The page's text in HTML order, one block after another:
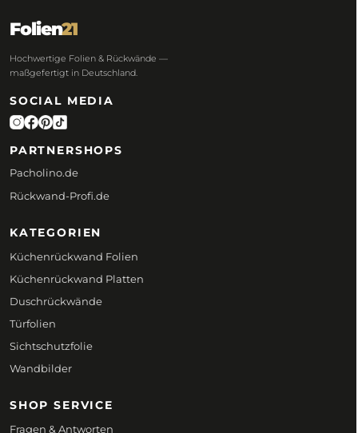
Folien21
Hochwertige Folien & Rückwände —
maßgefertigt in Deutschland.
SOCIAL MEDIA
PARTNERSHOPS
Pacholino.de
Rückwand-Profi.de
KATEGORIEN
Küchenrückwand Folien
Küchenrückwand Platten
Duschrückwände
Türfolien
Sichtschutzfolie
Wandbilder
SHOP SERVICE
Fragen & Antworten